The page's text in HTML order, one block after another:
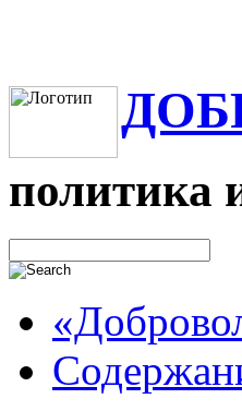
политика